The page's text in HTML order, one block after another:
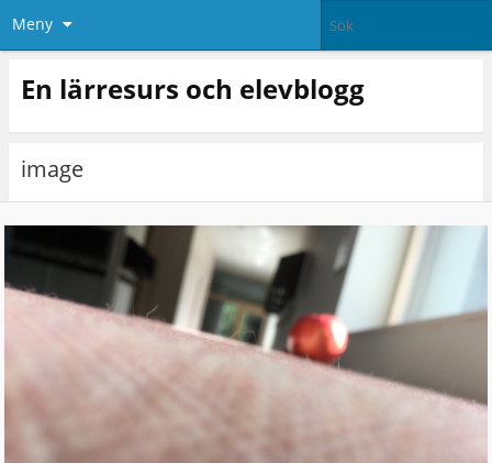
Meny
En lärresurs och elevblogg
image